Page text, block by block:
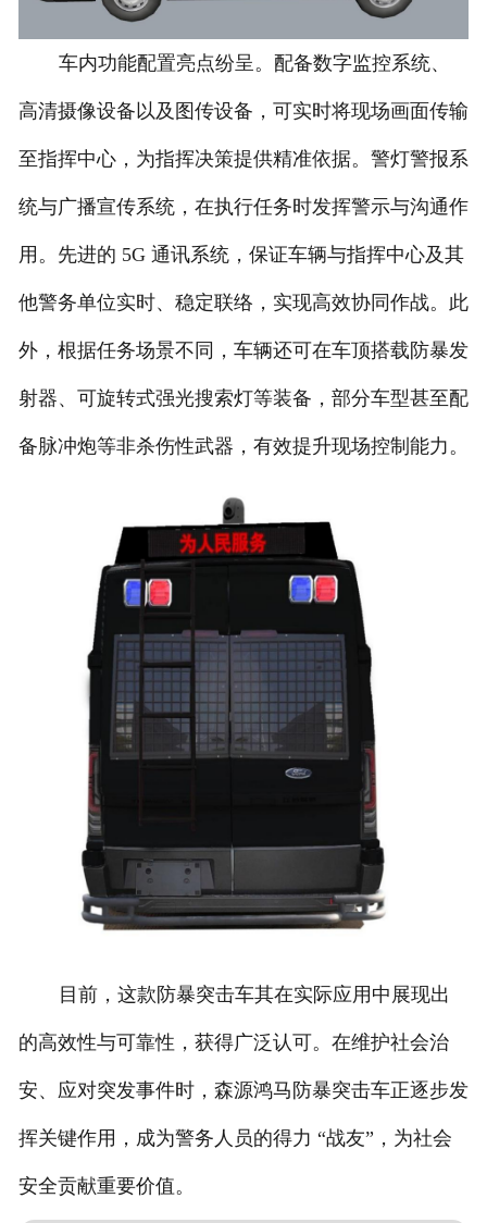
车内功能配置亮点纷呈。配备数字监控系统、
高清摄像设备以及图传设备，可实时将现场画面传输
至指挥中心，为指挥决策提供精准依据。警灯警报系
统与广播宣传系统，在执行任务时发挥警示与沟通作
用。先进的 5G 通讯系统，保证车辆与指挥中心及其
他警务单位实时、稳定联络，实现高效协同作战。此
外，根据任务场景不同，车辆还可在车顶搭载防暴发
射器、可旋转式强光搜索灯等装备，部分车型甚至配
备脉冲炮等非杀伤性武器，有效提升现场控制能力。
目前，这款防暴突击车其在实际应用中展现出
的高效性与可靠性，获得广泛认可。在维护社会治
安、应对突发事件时，森源鸿马防暴突击车正逐步发
挥关键作用，成为警务人员的得力 “战友”，为社会
安全贡献重要价值。